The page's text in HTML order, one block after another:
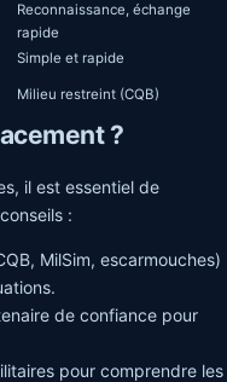
Reconnaissance, échange
rapide
Simple et rapide
Milieu restreint (CQB)
?
il est essentiel de
:
MilSim, escarmouches)
de confiance pour
pour comprendre les